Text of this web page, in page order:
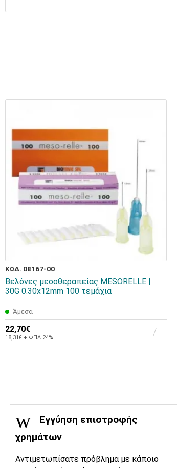
ΚΩΔ. 08167-00
Βελόνες μεσοθεραπείας MESORELLE |
30G 0.30x12mm 100 τεμάχια
Άμεσα
22,70€
18,31€ + ΦΠΑ 24%
Εγγύηση επιστροφής
χρημάτων
Αντιμετωπίσατε πρόβλημα με κάποιο